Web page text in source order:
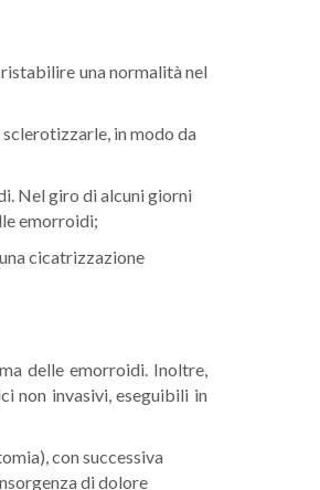
una normalità nel
in modo da
Nel giro di alcuni giorni
emorroidi;
cicatrizzazione
delle emorroidi. Inoltre,
non invasivi, eseguibili in
con successiva
di dolore